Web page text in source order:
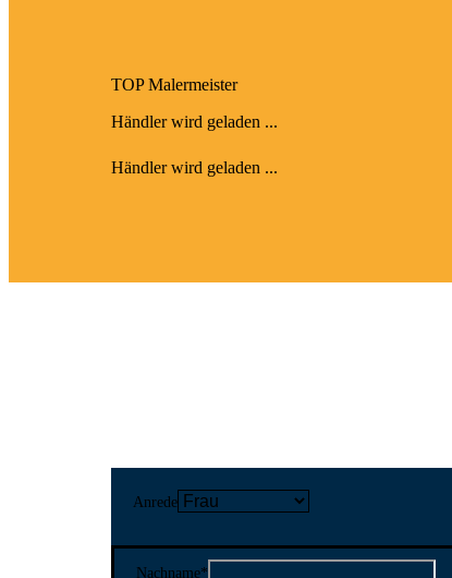
TOP Maler­meister
Händler wird geladen ...
Händler wird geladen ...
Anrede
Nachname*